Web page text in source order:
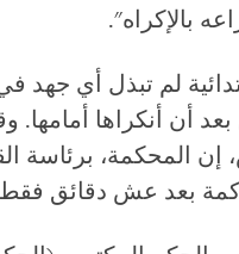
بالإكراه".
لم تبذل أي
أن أنكراها أمامها.
المحكمة، برئاسة
بعد عش دقائق